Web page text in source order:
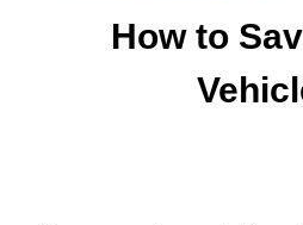
How to